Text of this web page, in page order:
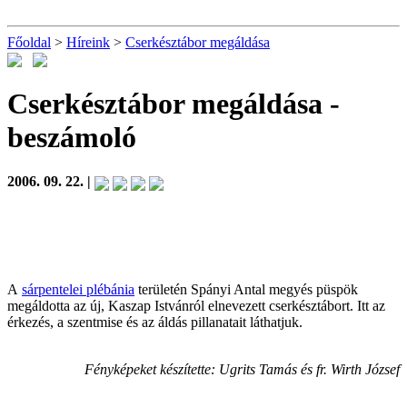
Főoldal > Híreink > Cserkésztábor megáldása
Cserkésztábor megáldása -
beszámoló
2006. 09. 22. |
A sárpentelei plébánia területén Spányi Antal megyés püspök
megáldotta az új, Kaszap Istvánról elnevezett cserkésztábort. Itt az
érkezés, a szentmise és az áldás pillanatait láthatjuk.
Fényképeket készítette: Ugrits Tamás és fr. Wirth József